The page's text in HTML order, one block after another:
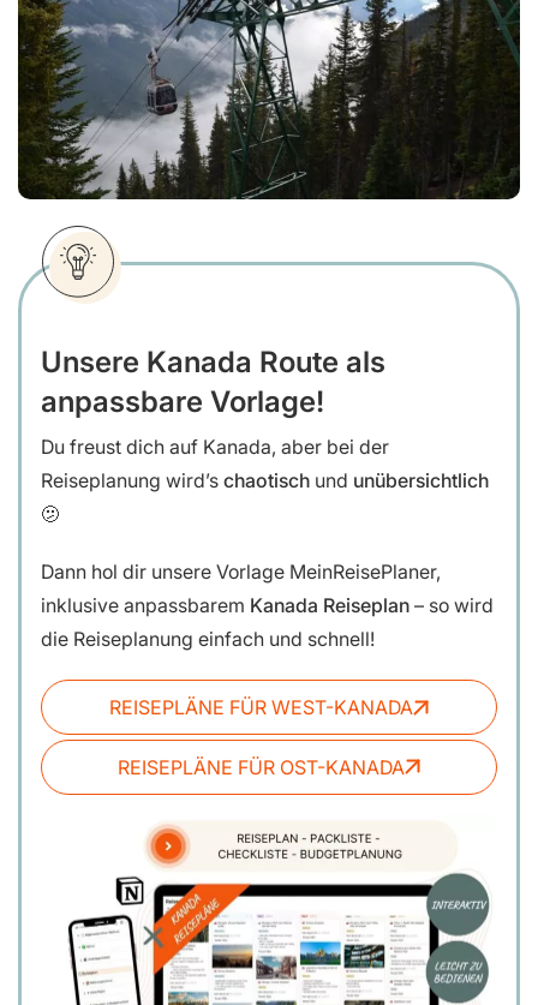
Unsere Kanada Route als
anpassbare Vorlage!
Du freust dich auf Kanada, aber bei der
Reiseplanung wird’s chaotisch und unübersichtlich
🫤
Dann hol dir unsere Vorlage MeinReisePlaner,
inklusive anpassbarem Kanada Reiseplan – so wird
die Reiseplanung einfach und schnell!
REISEPLÄNE FÜR WEST-KANADA
REISEPLÄNE FÜR OST-KANADA